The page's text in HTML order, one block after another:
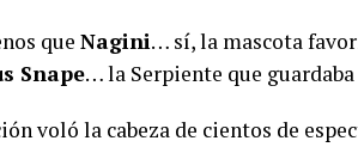
que Nagini… sí, la mascota
Snape… la Serpiente que
voló la cabeza de cientos de